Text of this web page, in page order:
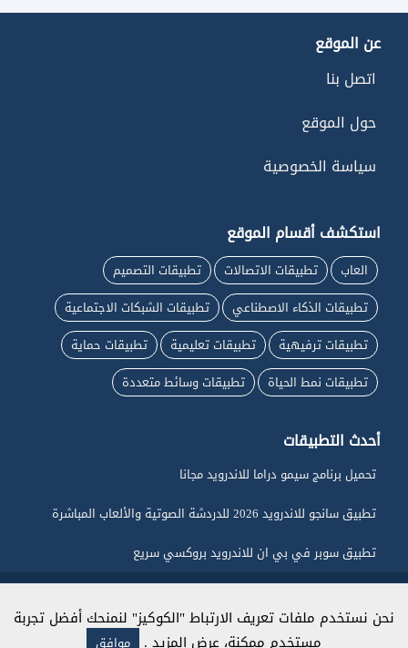
عن الموقع
اتصل بنا
حول الموقع
سياسة الخصوصية
استكشف أقسام الموقع
العاب تطبيقات الاتصالات
تطبيقات التصميم
تطبيقات الذكاء الاصطناعي
تطبيقات الشبكات الاجتماعية
تطبيقات ترفيهية
تطبيقات تعليمية
تطبيقات حماية
تطبيقات نمط الحياة
تطبيقات وسائط متعددة
أحدث التطبيقات
تحميل برنامج سيمو دراما للاندرويد مجانا
تطبيق سانجو للاندرويد 2026 للدردشة الصوتية والألعاب المباشرة
تطبيق سوبر في بي ان للاندرويد بروكسي سريع
نحن نستخدم ملفات تعريف الارتباط "الكوكيز" لنمنحك أفضل تجربة
مستخدم ممكنة، عرض المزيد . موافق